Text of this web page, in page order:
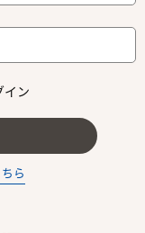
イン
ら